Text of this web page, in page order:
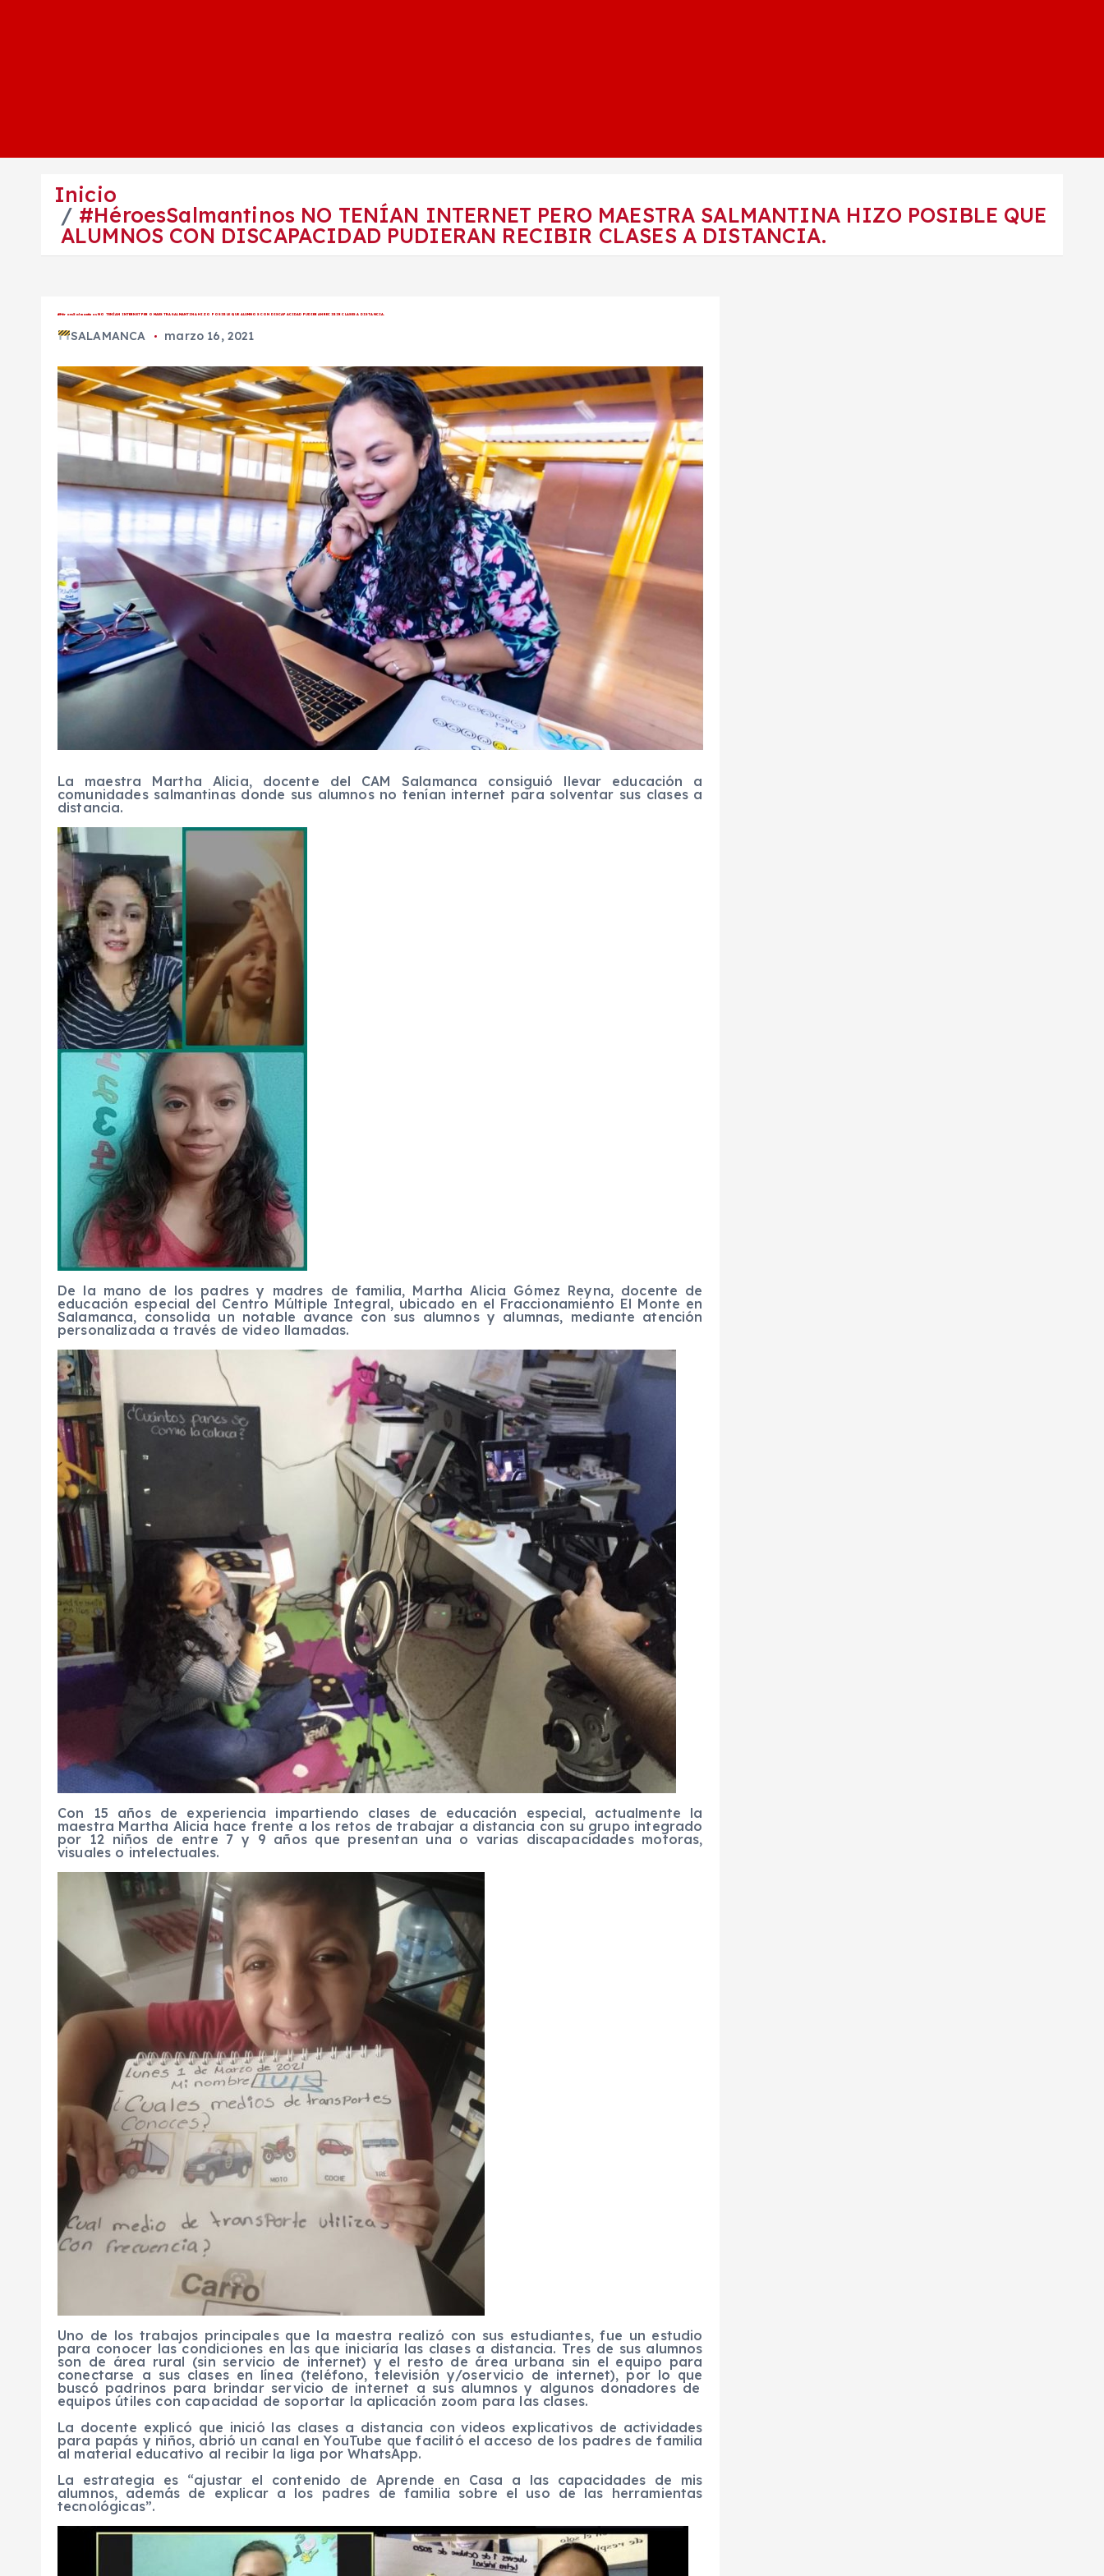
Inicio
#HéroesSalmantinos NO TENÍAN INTERNET PERO MAESTRA SALMANTINA HIZO POSIBLE QUE
ALUMNOS CON DISCAPACIDAD PUDIERAN RECIBIR CLASES A DISTANCIA.
#HéroesSalmantinos NO TENÍAN INTERNET PERO MAESTRA SALMANTINA HIZO POSIBLE QUE ALUMNOS CON DISCAPACIDAD PUDIERAN RECIBIR CLASES A DISTANCIA.
SALAMANCA marzo 16, 2021
La maestra Martha Alicia, docente del CAM Salamanca consiguió llevar educación a
comunidades salmantinas donde sus alumnos no tenían internet para solventar sus clases a
distancia.
De la mano de los padres y madres de familia, Martha Alicia Gómez Reyna, docente de
educación especial del Centro Múltiple Integral, ubicado en el Fraccionamiento El Monte en
Salamanca, consolida un notable avance con sus alumnos y alumnas, mediante atención
personalizada a través de video llamadas.
Con 15 años de experiencia impartiendo clases de educación especial, actualmente la
maestra Martha Alicia hace frente a los retos de trabajar a distancia con su grupo integrado
por 12 niños de entre 7 y 9 años que presentan una o varias discapacidades motoras,
visuales o intelectuales.
Uno de los trabajos principales que la maestra realizó con sus estudiantes,fue un estudio
para conocer las condiciones en las que iniciaría las clases a distancia. Tres de sus alumnos
son de área rural (sin servicio de internet) y el resto de área urbana sin el equipo para
conectarse a sus clases en línea (teléfono, televisión y/oservicio de internet), por lo que
buscó padrinos para brindar servicio de internet a sus alumnos y algunos donadores de
equipos útiles con capacidad de soportar la aplicación zoom para las clases.
La docente explicó que inició las clases a distancia con videos explicativos de actividades
para papás y niños, abrió un canal en YouTube que facilitó el acceso de los padres de familia
al material educativo al recibir la liga porWhatsApp.
La estrategia es “ajustar el contenido de Aprende en Casa a las capacidades de mis
alumnos, además de explicar a los padres de familia sobre el uso de las herramientas
tecnológicas”.